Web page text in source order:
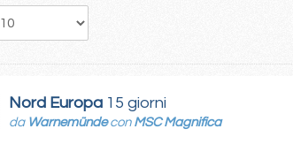
40
Nord Europa 15 giorni
da Warnemündecon MSC Magnifica